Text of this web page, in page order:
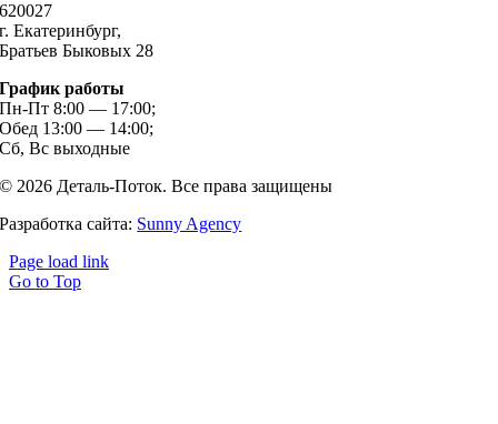
620027
г. Екатеринбург,
Братьев Быковых 28
График работы
Пн-Пт 8:00 — 17:00;
Обед 13:00 — 14:00;
Сб, Вс выходные
© 2026 Деталь-Поток. Все права защищены
Разработка сайта: Sunny Agency
Page load link
Go to Top